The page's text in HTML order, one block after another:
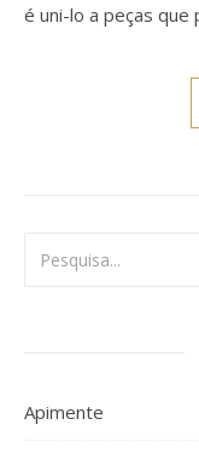
é uni-lo a peças
Apimente